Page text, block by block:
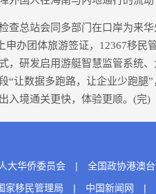
总站会同多部门在口岸为来华
申办团体旅游签证，12367移民
，研发启用游艇智慧监管系统
“让数据多跑路，让企业少跑腿
入境通关更快，体验更顺。(完)
大华侨委员会 | 全国政协港澳
家移民管理局
| 中国新闻网 |